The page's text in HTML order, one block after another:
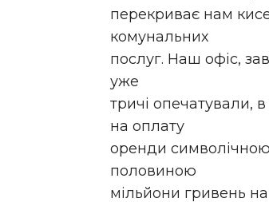
перекриває нам
комунальних
послуг. Наш офіс,
уже
тричі опечатували,
на оплату
оренди
половиною
мільйони гривень